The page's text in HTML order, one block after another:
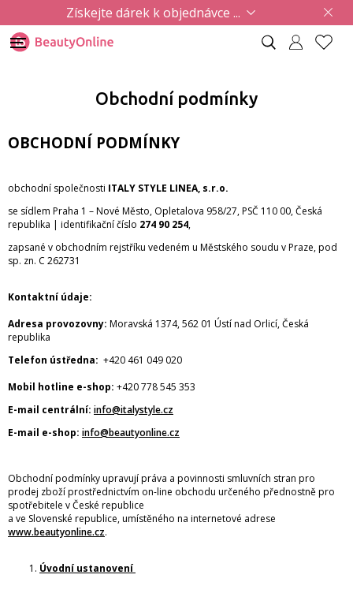
Získejte dárek k objednávce ...
Obchodní podmínky
OBCHODNÍ PODMÍNKY
obchodní společnosti ITALY STYLE LINEA, s.r.o.
se sídlem Praha 1 – Nové Město, Opletalova 958/27, PSČ 110 00, Česká
republika | identifikační číslo 274 90 254,
zapsané v obchodním rejstříku vedeném u Městského soudu v Praze, pod
sp. zn. C 262731
Kontaktní údaje:
Adresa provozovny: Moravská 1374, 562 01 Ústí nad Orlicí, Česká
republika
Telefon ústředna: +420 461 049 020
Mobil hotline e-shop: +420 778 545 353
E-mail centrální: info@italystyle.cz
E-mail e-shop: info@beautyonline.cz
Obchodní podmínky upravují práva a povinnosti smluvních stran pro
prodej zboží prostřednictvím on-line obchodu určeného přednostně pro
spotřebitele v České republice
a ve Slovenské republice, umístěného na internetové adrese
www.beautyonline.cz.
Úvodní ustanovení